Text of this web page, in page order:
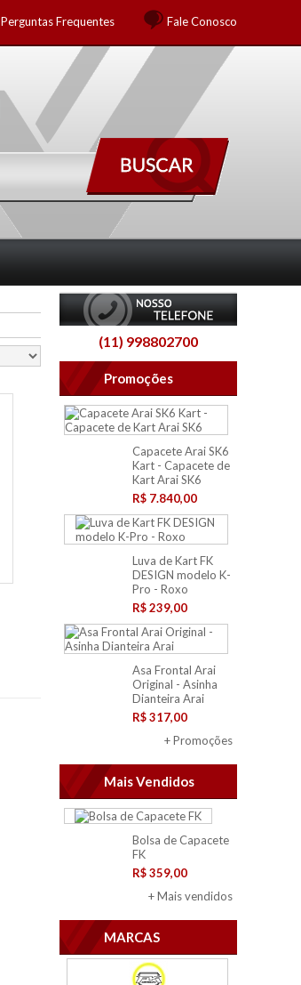
Perguntas Frequentes Fale Conosco
(11) 998802700
Promoções
Capacete Arai SK6
Kart - Capacete de
Kart Arai SK6
R$ 7.840,00
Luva de Kart FK
DESIGN modelo K-
Pro - Roxo
R$ 239,00
Asa Frontal Arai
Original - Asinha
Dianteira Arai
R$ 317,00
+ Promoções
Mais Vendidos
Bolsa de Capacete
FK
R$ 359,00
+ Mais vendidos
MARCAS